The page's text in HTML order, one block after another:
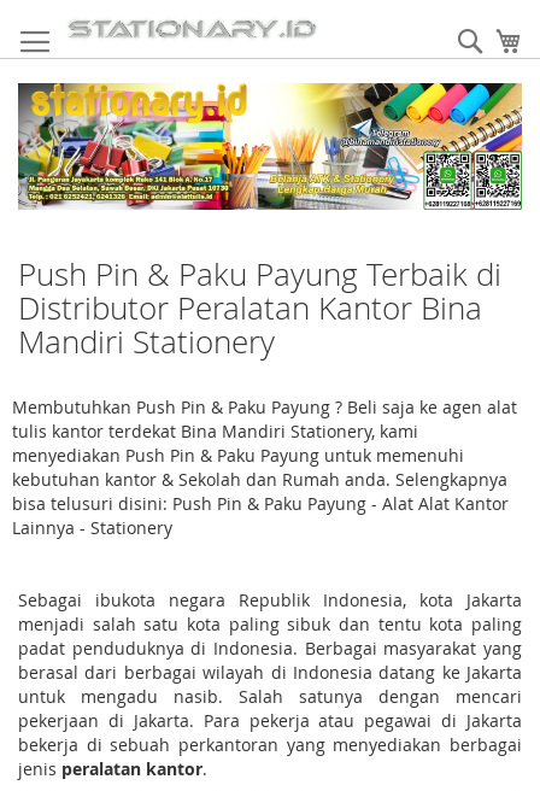
to
Content
Push Pin & Paku Payung Terbaik di
Distributor Peralatan Kantor Bina
Mandiri Stationery
Membutuhkan Push Pin & Paku Payung ? Beli saja ke agen alat
tulis kantor terdekat Bina Mandiri Stationery, kami
menyediakan Push Pin & Paku Payung untuk memenuhi
kebutuhan kantor & Sekolah dan Rumah anda. Selengkapnya
bisa telusuri disini: Push Pin & Paku Payung - Alat Alat Kantor
Lainnya - Stationery
Sebagai ibukota negara Republik Indonesia, kota Jakarta
menjadi salah satu kota paling sibuk dan tentu kota paling
padat penduduknya di Indonesia. Berbagai masyarakat yang
berasal dari berbagai wilayah di Indonesia datang ke Jakarta
untuk mengadu nasib. Salah satunya dengan mencari
pekerjaan di Jakarta. Para pekerja atau pegawai di Jakarta
bekerja di sebuah perkantoran yang menyediakan berbagai
jenis peralatan kantor.